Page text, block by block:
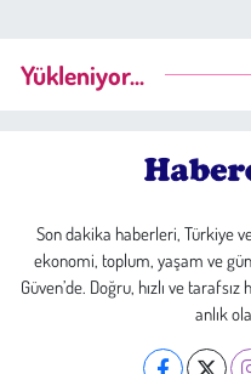
Yükleniyor...
Son dakika haberleri, Türkiye
ekonomi, toplum, yaşam ve
Güven’de. Doğru, hızlı ve
anlık